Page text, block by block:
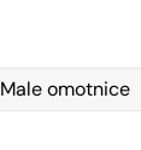
Male omotnice